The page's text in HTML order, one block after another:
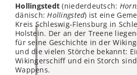
Hollingstedt (niederdeutsch:
dänisch:Hollingsted) ist eine
Kreis Schleswig-Flensburg in
Holstein. Der an der Treene
für seine Geschichte in der
und die vielen Störche bekannt:
Wikingerschiff und ein Storch
Wappens.